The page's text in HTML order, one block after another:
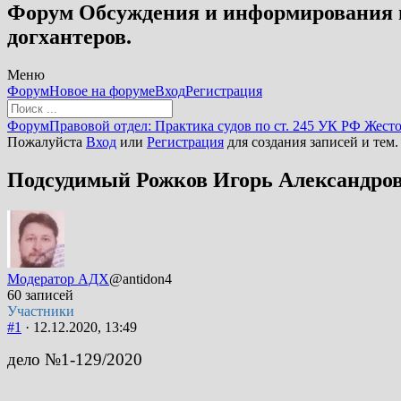
Форум Обсуждения и информирования
догхантеров.
Меню
Навигация
Форума
ФорумНовое на форумеВходРегистрация
Форум
breadcrumbs
Вы
здесь:
ФорумПравовой отдел: Практика судов по ст. 245 УК РФ
Пожалуйста Вход или Регистрация для создания записей и тем.
Подсудимый Рожков Игорь
Модератор АДХ@antidon4
60 записей
Участники
#1 · 12.12.2020, 13:49
дело №1-129/2020